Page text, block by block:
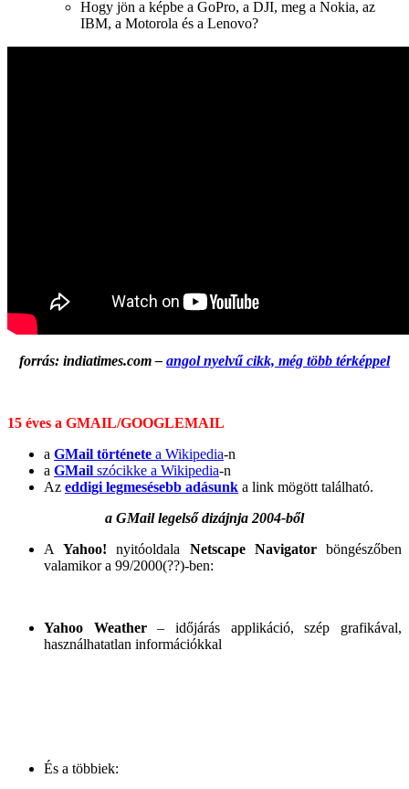
Hogy jön a képbe a GoPro, a DJI, meg a Nokia, az
IBM, a Motorola és a Lenovo?
forrás: indiatimes.com – angol nyelvű cikk, még több térképpel
15 éves a GMAIL/GOOGLEMAIL
a GMail története a Wikipedia-n
a GMail szócikke a Wikipedia-n
Az eddigi legmesésebb adásunk a link mögött található.
a GMail legelső dizájnja 2004-ből
AYahoo! nyitóoldala Netscape Navigatorböngészőben
valamikor a 99/2000(??)-ben:
Yahoo Weather– időjárás applikáció, szép grafikával,
használhatatlan információkkal
És a többiek: